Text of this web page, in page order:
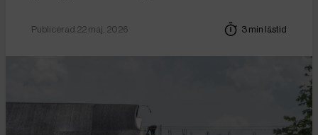
Publicerad 22 maj, 2026 3 min lästid